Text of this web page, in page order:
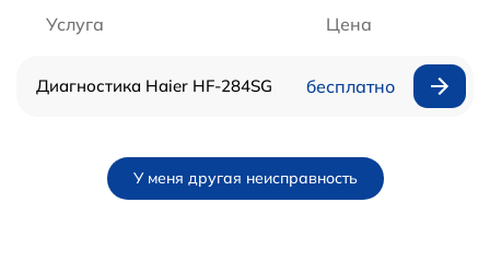
Услуга Цена
Диагностика Haier HF-284SG бесплатно
У меня другая неисправность